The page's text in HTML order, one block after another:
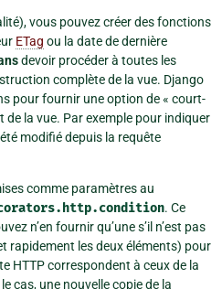
vous pouvez créer des fonctions
ETag ou la date de dernière
devoir procéder à toutes les
complète de la vue. Django
pour fournir une option de « court-
la vue. Par exemple pour indiquer
modifié depuis la requête
comme paramètres au
. Ce
n’en fournir qu’une s’il n’est pas
rapidement les deux éléments) pour
HTTP correspondent à ceux de la
cas, une nouvelle copie de la